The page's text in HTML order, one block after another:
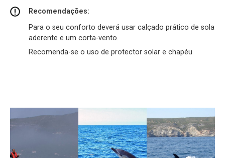
Recomendações:
Para o seu conforto deverá usar calçado prático de sola
aderente e um corta-vento.
Recomenda-se o uso de protector solar e chapéu